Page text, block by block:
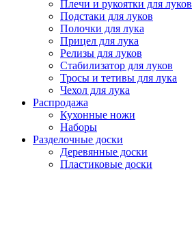
Плечи и рукоятки для луков
Подстаки для луков
Полочки для лука
Прицел для лука
Релизы для луков
Стабилизатор для луков
Тросы и тетивы для лука
Чехол для лука
Распродажа
Кухонные ножи
Наборы
Разделочные доски
Деревянные доски
Пластиковые доски